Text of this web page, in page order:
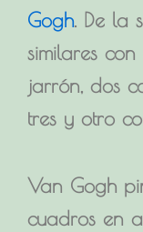
Gogh. De la
similares
jarrón, dos
tres y otro
Van Gogh
cuadros en